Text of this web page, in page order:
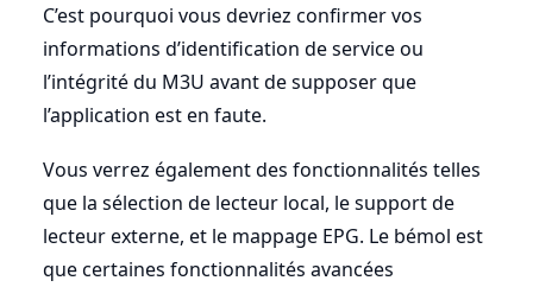
C’est pourquoi vous devriez confirmer vos
informations d’identification de service ou
l’intégrité du M3U avant de supposer que
l’application est en faute.
Vous verrez également des fonctionnalités telles
que la sélection de lecteur local, le support de
lecteur externe, et le mappage EPG. Le bémol est
que certaines fonctionnalités avancées